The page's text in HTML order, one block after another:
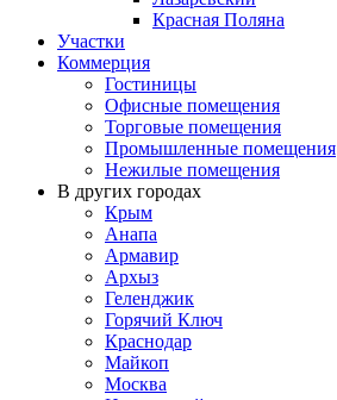
Красная Поляна
Участки
Коммерция
Гостиницы
Офисные помещения
Торговые помещения
Промышленные помещения
Нежилые помещения
В других городах
Крым
Анапа
Армавир
Архыз
Геленджик
Горячий Ключ
Краснодар
Майкоп
Москва